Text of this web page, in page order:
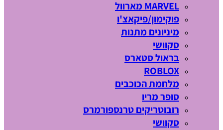
MARVEL מארוול
פוקימון/פיקאצ'ו
מיניונים מתנות
סקוושי
בראול סטארס
ROBLOX
מלחמת הכוכבים
סופר מריו
רובוטריקים טרנספורמרס
סקוושי